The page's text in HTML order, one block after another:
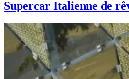
Supercar Italienne de